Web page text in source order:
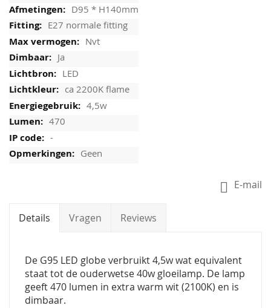
D95 * H140mm
E27 normale fitting
Nvt
Ja
LED
ca 2200K flame
4,5w
470
-
Geen
E-mail
Details Vragen Reviews
De G95 LED globe verbruikt 4,5w wat equivalent
staat tot de ouderwetse 40w gloeilamp. De lamp
geeft 470 lumen in extra warm wit (2100K) en is
dimbaar.